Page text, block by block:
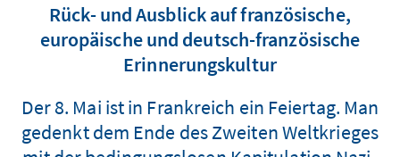
Rück- und Ausblick auf französische,
europäische und deutsch-französische
Erinnerungskultur
Der 8. Mai ist in Frankreich ein Feiertag. Man
gedenkt dem Ende des Zweiten Weltkrieges